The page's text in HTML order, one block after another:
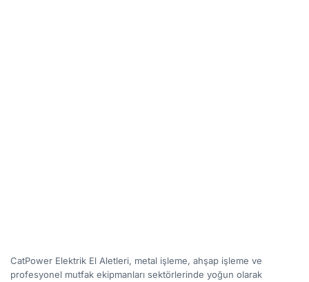
CatPower Elektrik El Aletleri, metal işleme, ahşap işleme ve
profesyonel mutfak ekipmanları sektörlerinde yoğun olarak